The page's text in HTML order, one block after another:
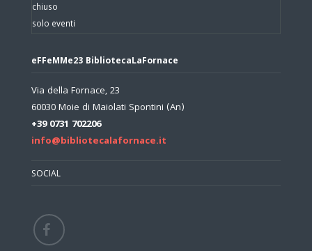
chiuso
solo eventi
eFFeMMe23 BibliotecaLaFornace
Via della Fornace, 23
60030 Moie di Maiolati Spontini (An)
+39 0731 702206
info@bibliotecalafornace.it
SOCIAL